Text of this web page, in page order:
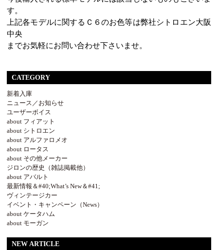
す。
上記各モデルに関するＣ６のお色等は弊社シトロエン大阪
中央
までお気軽にお問い合わせ下さいませ。
CATEGORY
新着入庫
ニュース／お知らせ
ユーザーボイス
about フィアット
about シトロエン
about アルファロメオ
about ロータス
about その他メーカー
ジロンの歴史（雑誌掲載他）
about アバルト
最新情報＆#40;What’s New＆#41;
ヴィンテージカー
イベント・キャンペーン（News）
about ケータハム
about モーガン
NEW ARTICLE